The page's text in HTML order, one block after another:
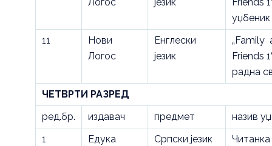
Логос језик
Friends
уџбеник
11
Нови
Логос
Енглески
језик
„Family
Friends
радна
ЧЕТВРТИ РАЗРЕД
ред.бр.
издавач предмет
назив
1
Едука Српски језик